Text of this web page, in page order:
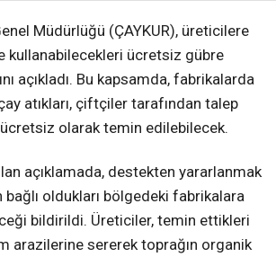
Müdürlüğü (ÇAYKUR), üreticilere
kullanabilecekleri ücretsiz gübre
açıkladı. Bu kapsamda, fabrikalarda
atıkları, çiftçiler tarafından talep
olarak temin edilebilecek.
açıklamada, destekten yararlanmak
oldukları bölgedeki fabrikalara
bildirildi. Üreticiler, temin ettikleri
arazilerine sererek toprağın organik